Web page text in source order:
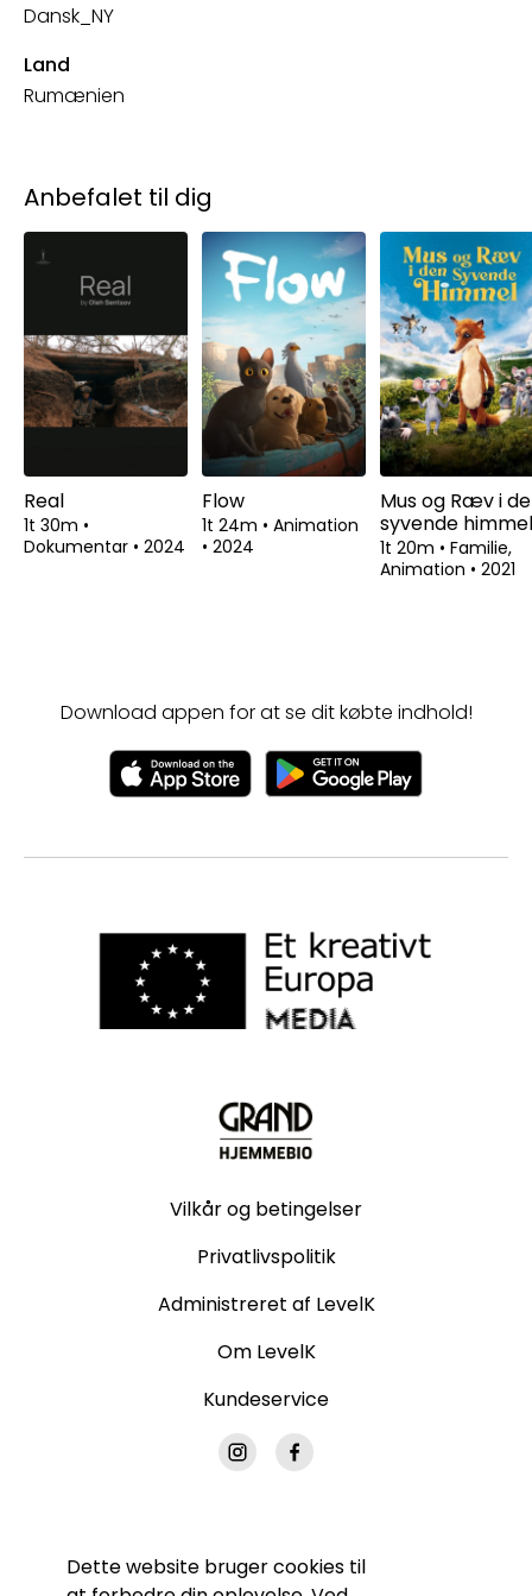
Dette website bruger cookies til
Dansk_NY
Land
Rumænien
Anbefalet til dig
Real
1t 30m •
Dokumentar • 2024
Flow
1t 24m • Animation
• 2024
Mus og Ræv i
syvende himmel
1t 20m • Familie,
Animation • 2021
Download appen for at se dit købte indhold!
Vilkår og betingelser
Privatlivspolitik
Administreret af LevelK
Om LevelK
Kundeservice
© Grand Hjemmebio. Alle rettigheder forbeholdes.